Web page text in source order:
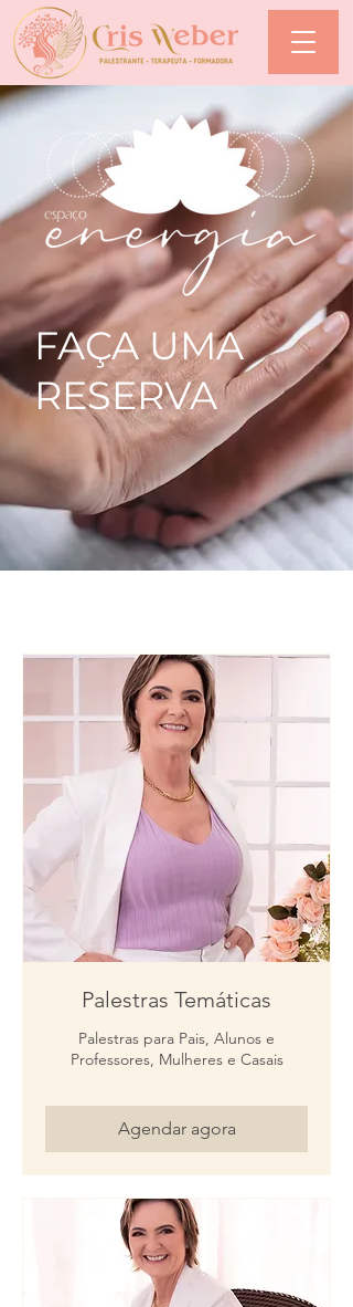
FAÇA UMA
RESERVA
Palestras Temáticas
Palestras para Pais, Alunos e
Professores, Mulheres e Casais
Agendar agora